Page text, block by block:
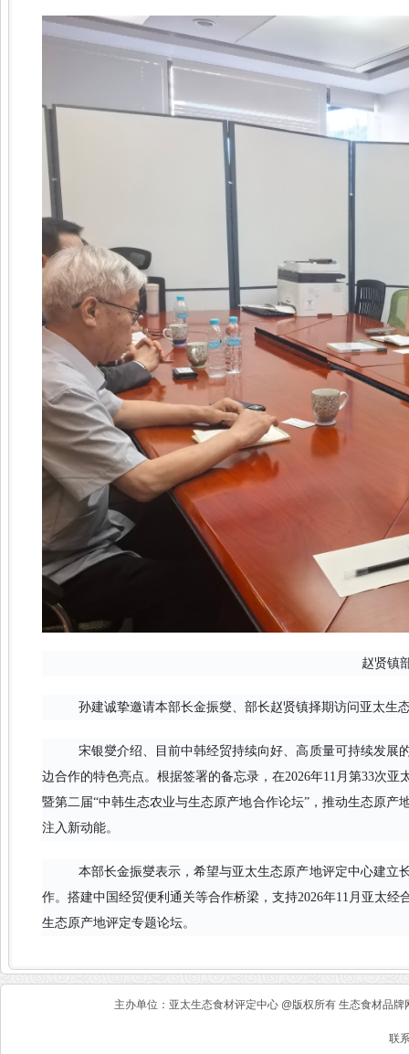
赵贤镇
孙建诚挚邀请本部长金振燮、部长赵贤镇择期访问亚太生
宋银燮介绍、目前中韩经贸持续向好、高质量可持续发展
边合作的特色亮点。根据签署的备忘录，在2026年11月第33次
暨第二届“中韩生态农业与生态原产地合作论坛”，推动生态原
注入新动能。
本部长金振燮表示，希望与亚太生态原产地评定中心建立
作。搭建中国经贸便利通关等合作桥梁，支持2026年11月亚太
生态原产地评定专题论坛。
主办单位：亚太生态食材评定中心 @版权所有 生态食材品
联